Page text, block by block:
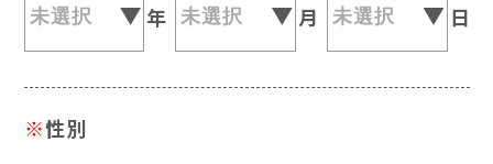
年 月 日
※性別